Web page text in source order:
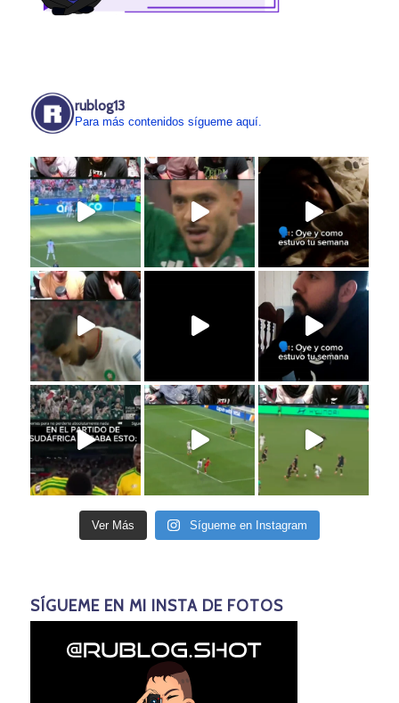
rublog13
Para más contenidos sígueme aquí.
Ver Más Sígueme en Instagram
SÍGUEME EN MI INSTA DE FOTOS